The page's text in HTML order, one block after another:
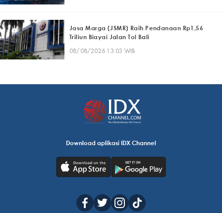
Jasa Marga (JSMR) Raih Pendanaan Rp1,56
Triliun Biayai Jalan Tol Bali
08/08/2026 13:03 WIB
Download aplikasi IDX Channel